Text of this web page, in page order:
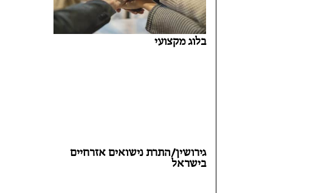
בלוג מקצועי
גירושין/התרת נישואים אזרחיים
בישראל